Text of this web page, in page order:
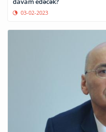
03-02-2023